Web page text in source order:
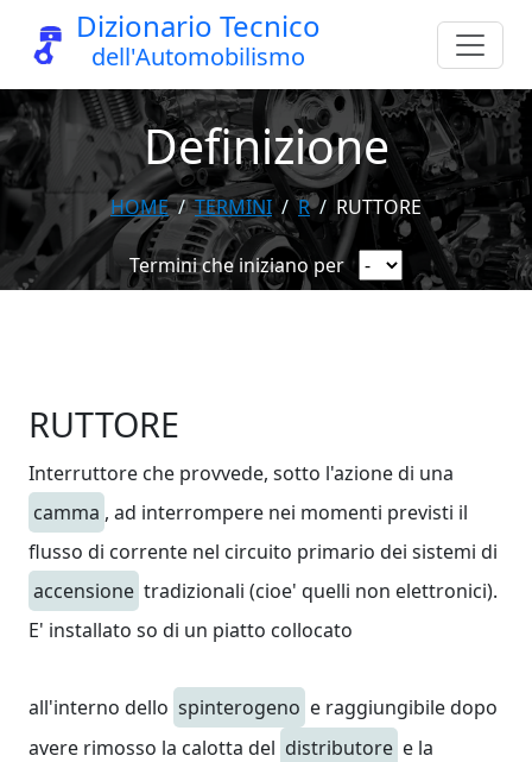
Dizionario Tecnico
dell'Automobilismo
Definizione
HOME TERMINI R RUTTORE
Termini che iniziano per
RUTTORE
Interruttore che provvede, sotto l'azione di una
camma , ad interrompere nei momenti previsti il
flusso di corrente nel circuito primario dei sistemi di
accensione tradizionali (cioe' quelli non elettronici).
E' installato so di un piatto collocato
all'interno dello spinterogeno e raggiungibile dopo
avere rimosso la calotta del distributore e la